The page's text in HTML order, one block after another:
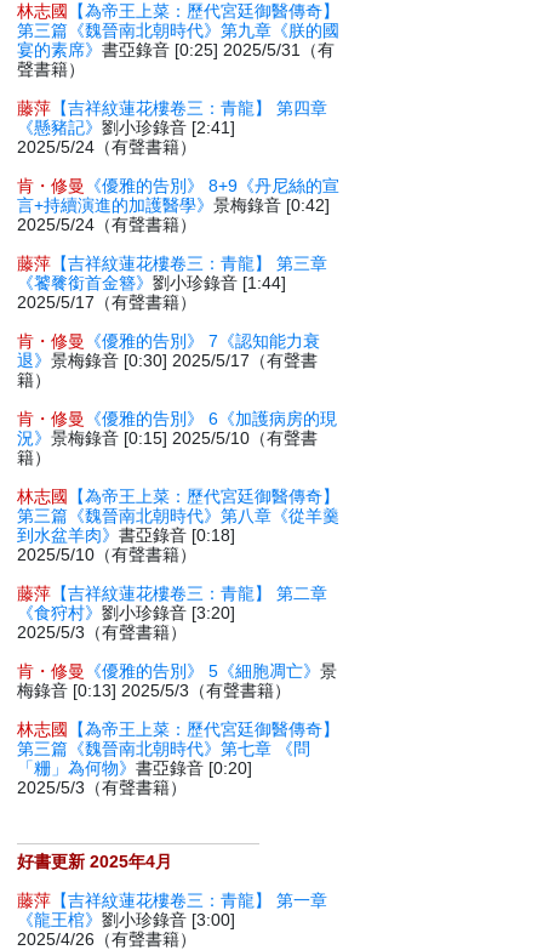
林志國
【為帝王上菜：歷代宮廷御醫傳奇】
第三篇《魏晉南北朝時代》第九章《朕的國
宴的素席》書亞錄音 [0:25] 2025/5/31（有
聲書籍）
藤萍 【吉祥紋蓮花樓卷三：青龍】 第四章
《懸豬記》劉小珍錄音 [2:41]
2025/5/24（有聲書籍）
肯・修曼
《優雅的告別》 8+9《丹尼絲的宣
言+持續演進的加護醫學》景梅錄音 [0:42]
2025/5/24（有聲書籍）
藤萍 【吉祥紋蓮花樓卷三：青龍】 第三章
《饕餮銜首金簪》劉小珍錄音 [1:44]
2025/5/17（有聲書籍）
肯・修曼
《優雅的告別》 7《認知能力衰
退》景梅錄音 [0:30] 2025/5/17（有聲書
籍）
肯・修曼
《優雅的告別》 6《加護病房的現
況》景梅錄音 [0:15] 2025/5/10（有聲書
籍）
林志國
【為帝王上菜：歷代宮廷御醫傳奇】
第三篇《魏晉南北朝時代》第八章《從羊羹
到水盆羊肉》書亞錄音 [0:18]
2025/5/10（有聲書籍）
藤萍 【吉祥紋蓮花樓卷三：青龍】 第二章
《食狩村》劉小珍錄音 [3:20]
2025/5/3（有聲書籍）
肯・修曼
《優雅的告別》 5《細胞凋亡》景
梅錄音 [0:13] 2025/5/3（有聲書籍）
林志國
【為帝王上菜：歷代宮廷御醫傳奇】
第三篇《魏晉南北朝時代》第七章 《問
「粣」為何物》書亞錄音 [0:20]
2025/5/3（有聲書籍）
好書更新 2025年4月
藤萍 【吉祥紋蓮花樓卷三：青龍】 第一章
《龍王棺》劉小珍錄音 [3:00]
2025/4/26（有聲書籍）